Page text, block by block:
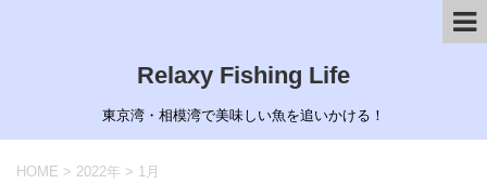
Relaxy Fishing Life
東京湾・相模湾で美味しい魚を追いかける！
HOME > 2022年 > 1月